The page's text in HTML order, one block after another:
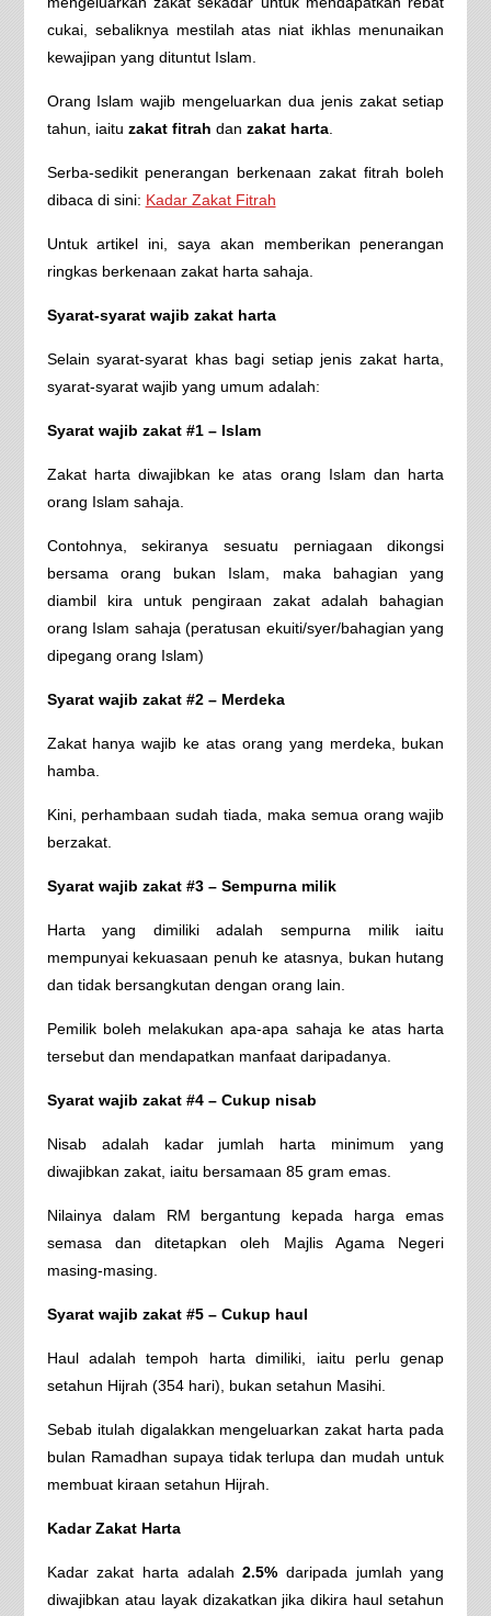
cukai, sebaliknya mestilah atas niat ikhlas menunaikan
kewajipan yang dituntut Islam.
Orang Islam wajib mengeluarkan dua jenis zakat setiap
tahun, iaitu zakat fitrah dan zakat harta.
Serba-sedikit penerangan berkenaan zakat fitrah boleh
dibaca di sini: Kadar Zakat Fitrah
Untuk artikel ini, saya akan memberikan penerangan
ringkas berkenaan zakat harta sahaja.
Syarat-syarat wajib zakat harta
Selain syarat-syarat khas bagi setiap jenis zakat harta,
syarat-syarat wajib yang umum adalah:
Syarat wajib zakat #1 – Islam
Zakat harta diwajibkan ke atas orang Islam dan harta
orang Islam sahaja.
Contohnya, sekiranya sesuatu perniagaan dikongsi
bersama orang bukan Islam, maka bahagian yang
diambil kira untuk pengiraan zakat adalah bahagian
orang Islam sahaja (peratusan ekuiti/syer/bahagian yang
dipegang orang Islam)
Syarat wajib zakat #2 – Merdeka
Zakat hanya wajib ke atas orang yang merdeka, bukan
hamba.
Kini, perhambaan sudah tiada, maka semua orang wajib
berzakat.
Syarat wajib zakat #3 – Sempurna milik
Harta yang dimiliki adalah sempurna milik iaitu
mempunyai kekuasaan penuh ke atasnya, bukan hutang
dan tidak bersangkutan dengan orang lain.
Pemilik boleh melakukan apa-apa sahaja ke atas harta
tersebut dan mendapatkan manfaat daripadanya.
Syarat wajib zakat #4 – Cukup nisab
Nisab adalah kadar jumlah harta minimum yang
diwajibkan zakat, iaitu bersamaan 85 gram emas.
Nilainya dalam RM bergantung kepada harga emas
semasa dan ditetapkan oleh Majlis Agama Negeri
masing-masing.
Syarat wajib zakat #5 – Cukup haul
Haul adalah tempoh harta dimiliki, iaitu perlu genap
setahun Hijrah (354 hari), bukan setahun Masihi.
Sebab itulah digalakkan mengeluarkan zakat harta pada
bulan Ramadhan supaya tidak terlupa dan mudah untuk
membuat kiraan setahun Hijrah.
Kadar Zakat Harta
Kadar zakat harta adalah2.5% daripada jumlah yang
diwajibkan atau layak dizakatkan jika dikira haul setahun